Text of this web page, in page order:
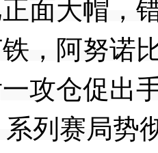
正面大帽，
，阿努诺
一攻仓促出
列赛局势